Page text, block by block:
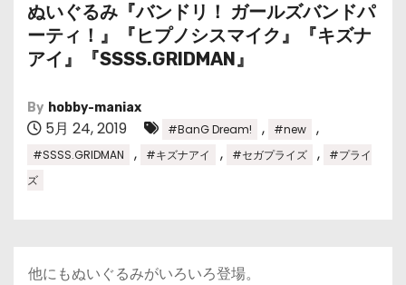
ぬいぐるみ『バンドリ！ ガールズバンドパ
ーティ！』『ヒプノシスマイク』『キズナ
アイ』『SSSS.GRIDMAN』
By hobby-maniax
5月 24, 2019 #BanG Dream! , #new ,
#SSSS.GRIDMAN , #キズナアイ , #セガプライズ ,
#プライ
ズ
他にもぬいぐるみがいろいろ登場。